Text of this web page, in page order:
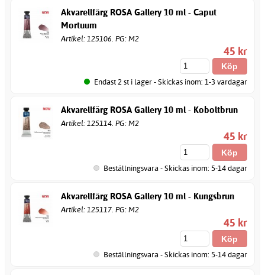
Akvarellfärg ROSA Gallery 10 ml - Caput
Mortuum
Artikel: 125106. PG: M2
45 kr
Endast 2 st i lager - Skickas inom: 1-3 vardagar
Akvarellfärg ROSA Gallery 10 ml - Koboltbrun
Artikel: 125114. PG: M2
45 kr
Beställningsvara - Skickas inom: 5-14 dagar
Akvarellfärg ROSA Gallery 10 ml - Kungsbrun
Artikel: 125117. PG: M2
45 kr
Beställningsvara - Skickas inom: 5-14 dagar